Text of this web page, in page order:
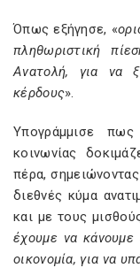
Όπως εξήγησε, «
πληθωριστική
Ανατολή, για να
κέρδους».
Υπογράμμισε
κοινωνίας
πέρα,
διεθνές κύμα
και με τους
έχουμε να κάνουμε
οικονομία, για να